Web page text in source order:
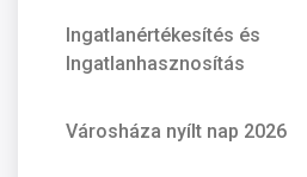
Ingatlanértékesítés és
Ingatlanhasznosítás
Városháza nyílt nap 2026